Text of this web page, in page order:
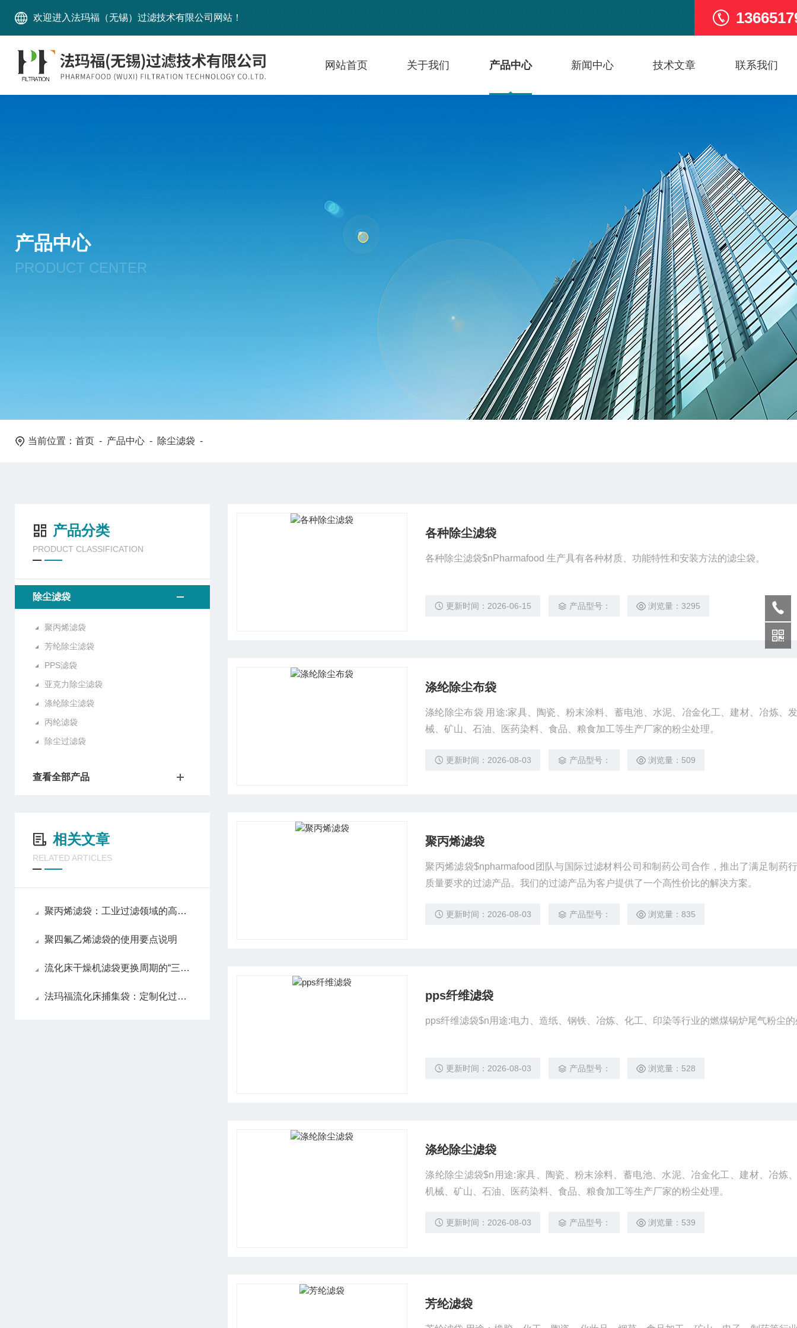
欢迎进入法玛福（无锡）过滤技术有限公司网站！
网站首页 关于我们 产品中心 新闻中心 技术文章 联系我们
产品中心
PRODUCT CENTER
当前位置： 首页 - 产品中心 - 除尘滤袋 -
产品分类
PRODUCT CLASSIFICATION
除尘滤袋
聚丙烯滤袋
芳纶除尘滤袋
PPS滤袋
亚克力除尘滤袋
涤纶除尘滤袋
丙纶滤袋
除尘过滤袋
查看全部产品
相关文章
RELATED ARTICLES
聚丙烯滤袋：工业过滤领域的高效环保解决方案
聚四氟乙烯滤袋的使用要点说明
流化床干燥机滤袋更换周期的“三阶决策法”
法玛福流化床捕集袋：定制化过滤技术的创新实践
各种除尘滤袋
各种除尘滤袋$nPharmafood 生产具有各种材质、功能特性和安装方法的滤尘袋。
更新时间：2026-06-15 产品型号： 浏览量：3295
涤纶除尘布袋
涤纶除尘布袋 用途:家具、陶瓷、粉末涂料、蓄电池、水泥、冶金化工、建材、冶炼、
械、矿山、石油、医药染料、食品、粮食加工等生产厂家的粉尘处理。
更新时间：2026-08-03 产品型号： 浏览量：509
聚丙烯滤袋
聚丙烯滤袋$npharmafood团队与国际过滤材料公司和制药公司合作，推出了满足制药
质量要求的过滤产品。我们的过滤产品为客户提供了一个高性价比的解决方案。
更新时间：2026-08-03 产品型号： 浏览量：835
pps纤维滤袋
pps纤维滤袋$n用途:电力、造纸、钢铁、冶炼、化工、印染等行业的燃煤锅炉尾气粉尘
更新时间：2026-08-03 产品型号： 浏览量：528
涤纶除尘滤袋
涤纶除尘滤袋$n用途:家具、陶瓷、粉末涂料、蓄电池、水泥、冶金化工、建材、冶炼
机械、矿山、石油、医药染料、食品、粮食加工等生产厂家的粉尘处理。
更新时间：2026-08-03 产品型号： 浏览量：539
芳纶滤袋